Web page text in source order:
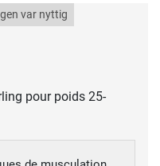
var nyttig
pour poids 25-